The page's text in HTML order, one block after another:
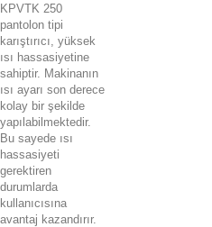
KPVTK 250
pantolon tipi
karıştırıcı, yüksek
ısı hassasiyetine
sahiptir. Makinanın
ısı ayarı son derece
kolay bir şekilde
yapılabilmektedir.
Bu sayede ısı
hassasiyeti
gerektiren
durumlarda
kullanıcısına
avantaj kazandırır.